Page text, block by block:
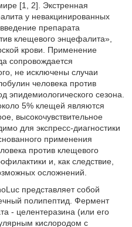
[1, 2]. Экстренная
у невакцинированных
препарата
клещевого энцефалита»,
крови. Применение
сопровождается
не исключены случаи
человека против
эпидемиологического сезона.
5% клещей являются
высокочувствительное
для экспресс-диагностики
применения
против клещевого
и, как следствие,
осложнений.
представляет собой
полипептид. Фермент
- целентеразина (или его
кислородом с